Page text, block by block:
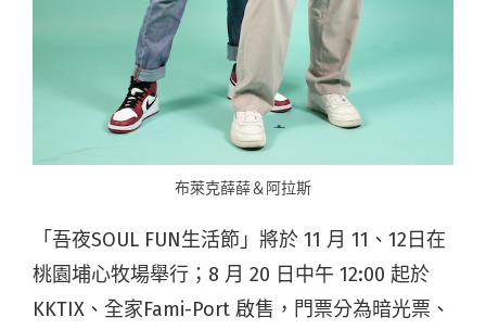
布萊克薛薛＆阿拉斯
「吾夜SOUL FUN生活節」將於 11 月 11、12日在
桃園埔心牧場舉行；8 月 20 日中午 12:00 起於
KKTIX、全家Fami-Port 啟售，門票分為暗光票、